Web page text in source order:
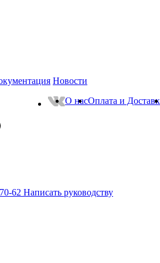
Новости
О насОплата и
62 Написать руководству